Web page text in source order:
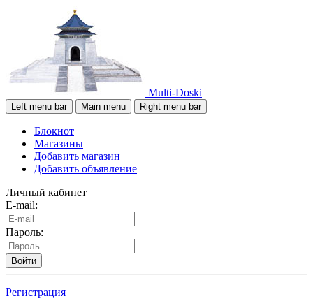
Multi-Doski
Left menu bar Main menu Right menu bar
Блокнот
Магазины
Добавить магазин
Добавить объявление
Личный кабинет
E-mail:
Пароль:
Войти
Регистрация